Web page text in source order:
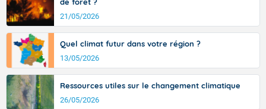
21/05/2026
Quel climat futur dans votre région ?
13/05/2026
Ressources utiles sur le changement climatique
26/05/2026